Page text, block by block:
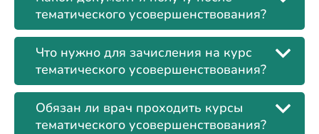
тематического усовершенствования?
Что нужно для зачисления на курс
тематического усовершенствования?
Обязан ли врач проходить курсы
тематического усовершенствования?